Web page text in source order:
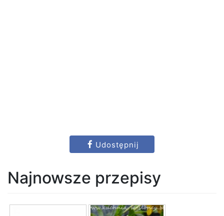
Udostępnij
Najnowsze przepisy